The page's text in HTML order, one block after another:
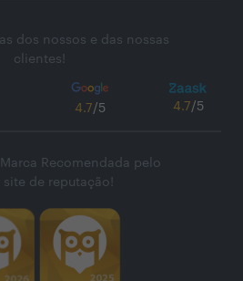
dos nossos e das nossas
clientes!
4.7/5 4.7/5
Recomendada pelo
site de reputação!